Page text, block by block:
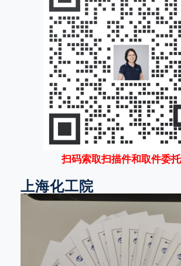
扫码索取扫描件和取件委托
上海化工院